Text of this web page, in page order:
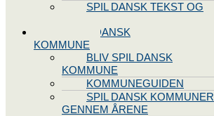
SPIL DANSK TEKST OG
BLIV SPIL DANSK
KOMMUNE
BLIV SPIL DANSK
KOMMUNE
KOMMUNEGUIDEN
SPIL DANSK KOMMUNER
GENNEM ÅRENE